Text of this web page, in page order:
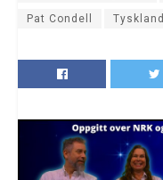
Pat Condell Tyskland